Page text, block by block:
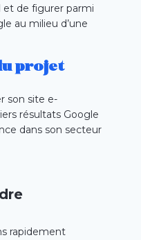
et de figurer parmi
au milieu d’une
projet
son site e-
résultats Google
dans son secteur
rapidement